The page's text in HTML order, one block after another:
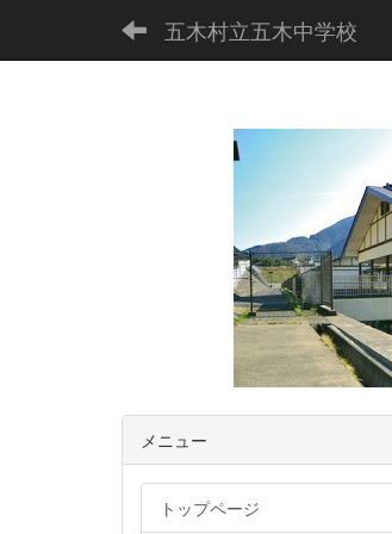
五木村立五木中学校
メニュー
トップページ